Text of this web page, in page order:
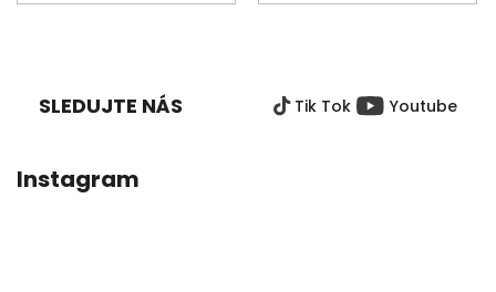
SLEDUJTE NÁS Tik Tok Youtube
Instagram